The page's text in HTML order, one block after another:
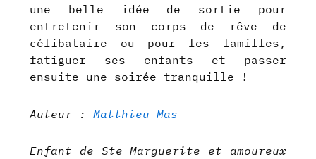
une belle idée de sortie pour
entretenir son corps de rêve de
célibataire ou pour les familles,
fatiguer ses enfants et passer
ensuite une soirée tranquille !
Auteur : Matthieu Mas
Enfant de Ste Marguerite et amoureux